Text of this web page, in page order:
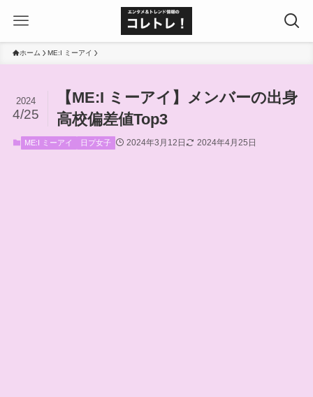
ホーム ME:I ミーアイ
【ME:I ミーアイ】メンバーの出身
高校偏差値Top3
2024
4/25
ME:I ミーアイ 日プ女子 2024年3月12日 2024年4月25日